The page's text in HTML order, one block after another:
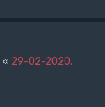
« 29-02-2020,